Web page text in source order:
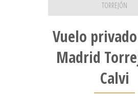
TORREJÓN
Vuelo
Madrid
Calvi